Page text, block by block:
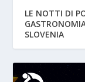
LE NOTTI DI
SLOVENIA